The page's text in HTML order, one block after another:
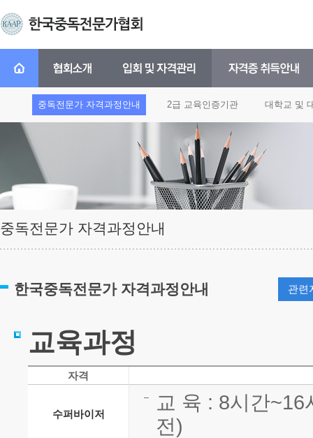
중독전문가 자격과정안내 2급 교육인증기관 대학교 및
중독전문가 자격과정안내
한국중독전문가 자격과정안내 관련
교육과정
자격
수퍼바이저
교 육 : 8시간
전)